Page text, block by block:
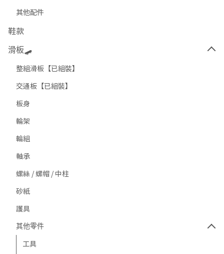
其他配件
鞋款
滑板🛹
整組滑板【已組裝】
交通板【已組裝】
板身
輪架
輪組
軸承
螺絲 / 螺帽 / 中柱
砂紙
護具
其他零件
工具